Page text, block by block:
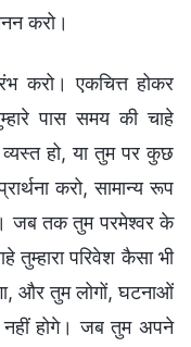
करो।
करो। एकचित्त होकर
पास समय की चाहे
व्यस्त हो, या तुम पर कुछ
करो, सामान्य रूप
जब तक तुम परमेश्वर के
परिवेश कैसा भी
और तुम लोगों, घटनाओं
होगे। जब तुम अपने